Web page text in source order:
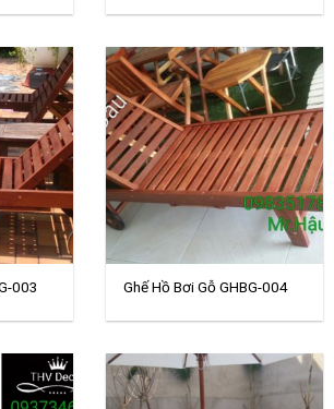
003 Ghế Hồ Bơi Gỗ GHBG-004